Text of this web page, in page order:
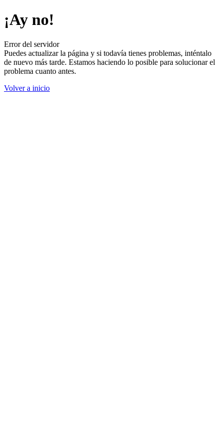
¡Ay no!
Error del servidor
Puedes actualizar la página y si todavía tienes problemas, inténtalo
de nuevo más tarde. Estamos haciendo lo posible para solucionar el
problema cuanto antes.
Volver a inicio